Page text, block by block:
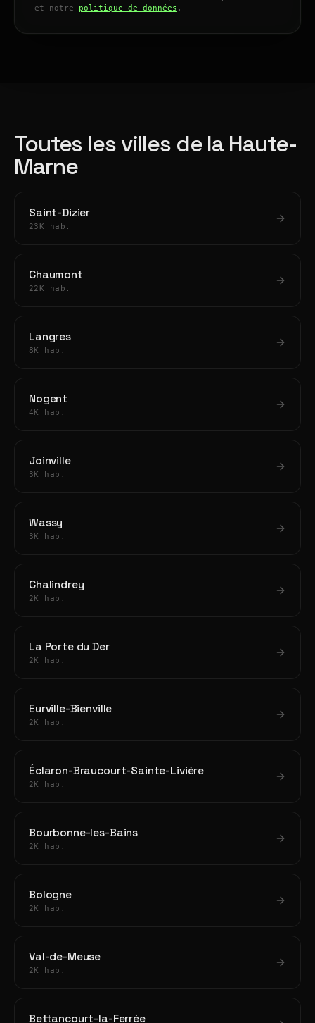
et notre politique de données .
Toutes les villes de la Haute-
Marne
Saint-Dizier
23K hab.
Chaumont
22K hab.
Langres
8K hab.
Nogent
4K hab.
Joinville
3K hab.
Wassy
3K hab.
Chalindrey
2K hab.
La Porte du Der
2K hab.
Eurville-Bienville
2K hab.
Éclaron-Braucourt-Sainte-Livière
2K hab.
Bourbonne-les-Bains
2K hab.
Bologne
2K hab.
Val-de-Meuse
2K hab.
Bettancourt-la-Ferrée